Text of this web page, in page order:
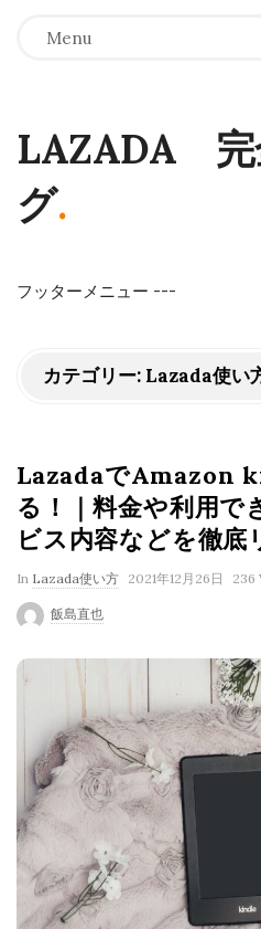
Menu
LAZADA 完
グ.
フッターメニュー ---
カテゴリー: Lazada使い
LazadaでAmazon
る！｜料金や利用
ビス内容などを徹底
In Lazada使い方 P
s
h
D
a
t
e
2021年12月26日 236
飯島直也